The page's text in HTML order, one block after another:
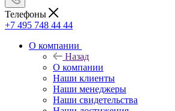
Телефоны
+7 495 748 44 44
О компании
Назад
О компании
Наши клиенты
Наши менеджеры
Наши свидетельства